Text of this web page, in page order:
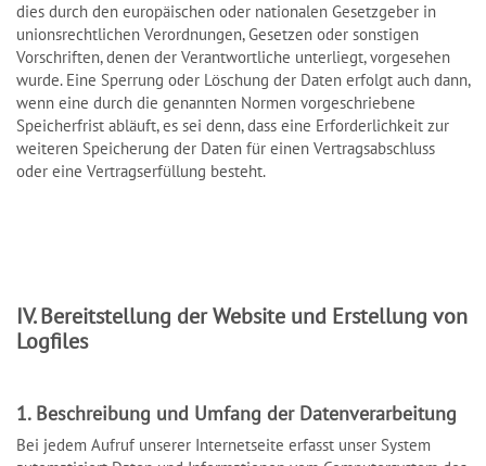
dies durch den europäischen oder nationalen Gesetzgeber in
unionsrechtlichen Verordnungen, Gesetzen oder sonstigen
Vorschriften, denen der Verantwortliche unterliegt, vorgesehen
wurde. Eine Sperrung oder Löschung der Daten erfolgt auch dann,
wenn eine durch die genannten Normen vorgeschriebene
Speicherfrist abläuft, es sei denn, dass eine Erforderlichkeit zur
weiteren Speicherung der Daten für einen Vertragsabschluss
oder eine Vertragserfüllung besteht.
IV. Bereitstellung der Website und Erstellung von
Logfiles
1. Beschreibung und Umfang der Datenverarbeitung
Bei jedem Aufruf unserer Internetseite erfasst unser System